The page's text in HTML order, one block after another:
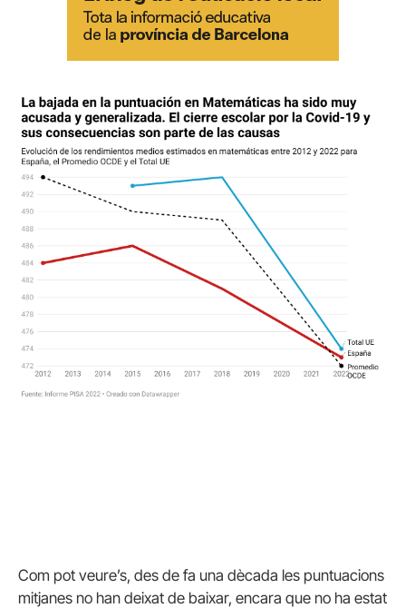
Com pot veure’s, des de fa una dècada les puntuacions
mitjanes no han deixat de baixar, encara que no ha estat